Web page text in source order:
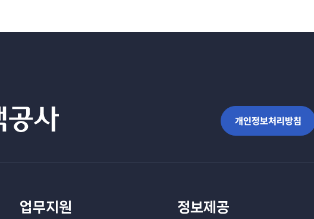
개인정보처리방침
업무지원 정보제공